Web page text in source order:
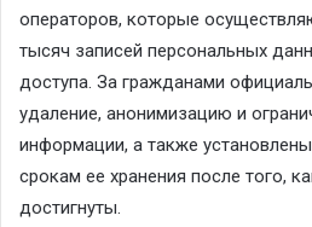
операторов, которые
тысяч записей персональных
доступа. За гражданами
удаление, анонимизацию и
информации, а также
срокам ее хранения после того,
достигнуты.